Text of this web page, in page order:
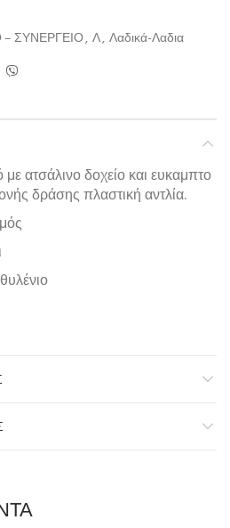
ΣΥΝΕΡΓΕΙΟ, Λ, Λαδικά-Λαδια
ατσάλινο δοχείο και ευκαμπτο
δράσης πλαστική αντλία.